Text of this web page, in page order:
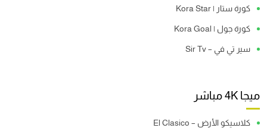
كورة ستار | Kora Star
كورة جول | Kora Goal
سير تي في – Sir Tv
ميجا 4K مباشر
كلاسيكو الأرض – El Clasico